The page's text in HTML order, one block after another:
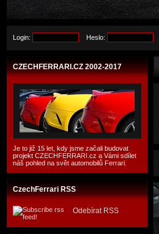
Login: Heslo:
CZECHFERRARI.CZ 2002-2017
Je to již 15 let, kdy jsme začali budovat
projekt CZECHFERRARI.cz a Vámi sdílet
náš pohled na svět automobilů Ferrari.
CzechFerrari RSS
Odebírat RSS